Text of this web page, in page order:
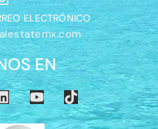
ELECTRÓNICO
EN